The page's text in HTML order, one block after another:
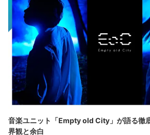
音楽ユニット「Empty old City」が語る徹
界観と余白